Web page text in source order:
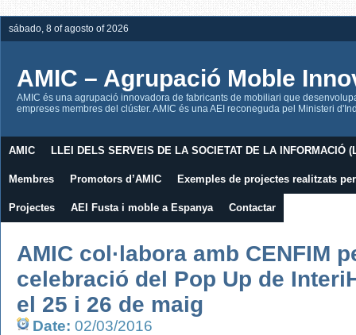
sábado, 8 of agosto of 2026
AMIC – Agrupació Moble
AMIC és una agrupació innovadora de fabricants de mobiliari que
empreses membres del clúster. AMIC és una AEI reconeguda pel Ministeri
AMIC LLEI DELS SERVEIS DE LA SOCIETAT DE LA INFORMACIÓ
Membres Promotors d’AMIC Exemples de projectes realitzats
Projectes AEI Fusta i moble a Espanya Contactar
AMIC col·labora amb CENFIM
celebració del Pop Up de
el 25 i 26 de maig
Date: 02/03/2016